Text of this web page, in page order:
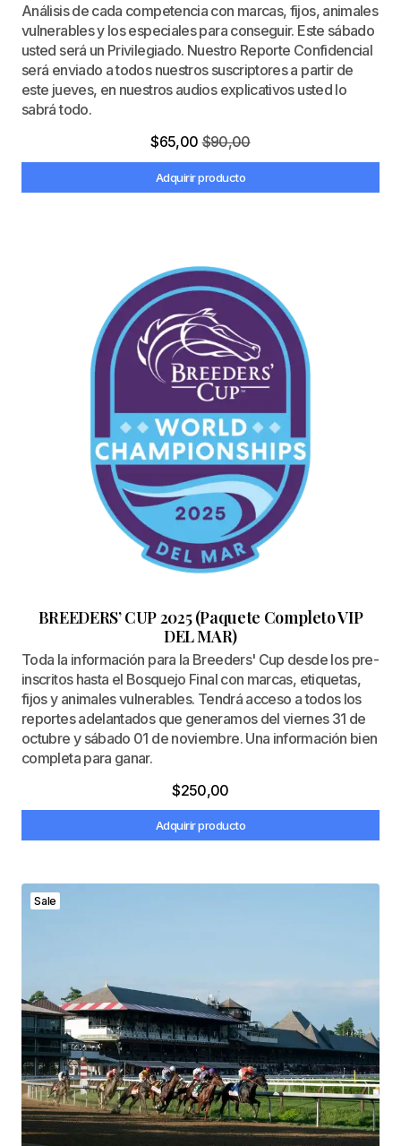
Análisis de cada competencia con marcas, fijos, animales
vulnerables y los especiales para conseguir. Este sábado
usted será un Privilegiado. Nuestro Reporte Confidencial
será enviado a todos nuestros suscriptores a partir de
este jueves, en nuestros audios explicativos usted lo
sabrá todo.
$90,00
$65,00
Adquirir producto
BREEDERS’ CUP 2025 (Paquete Completo VIP
DEL MAR)
Toda la información para la Breeders' Cup desde los pre-
inscritos hasta el Bosquejo Final con marcas, etiquetas,
fijos y animales vulnerables. Tendrá acceso a todos los
reportes adelantados que generamos del viernes 31 de
octubre y sábado 01 de noviembre. Una información bien
completa para ganar.
$250,00
Adquirir producto
Sale